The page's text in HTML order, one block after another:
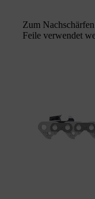
Zum
Feile verwendet